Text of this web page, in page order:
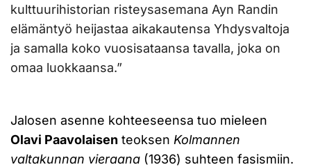
kulttuurihistorian risteysasemana Ayn Randin
elämäntyö heijastaa aikakautensa Yhdysvaltoja
ja samalla koko vuosisataansa tavalla, joka on
omaa luokkaansa.”
Jalosen asenne kohteeseensa tuo mieleen
Olavi Paavolaisen teoksen Kolmannen
valtakunnan vieraana (1936) suhteen fasismiin.